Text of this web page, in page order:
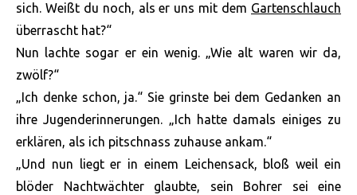
sich. Weißt du noch, als er uns mit dem Gartenschlauch
überrascht hat?“
Nun lachte sogar er ein wenig. „Wie alt waren wir da,
zwölf?“
„Ich denke schon, ja.“ Sie grinste bei dem Gedanken an
ihre Jugenderinnerungen. „Ich hatte damals einiges zu
erklären, als ich pitschnass zuhause ankam.“
„Und nun liegt er in einem Leichensack, bloß weil ein
blöder Nachtwächter glaubte, sein Bohrer sei eine